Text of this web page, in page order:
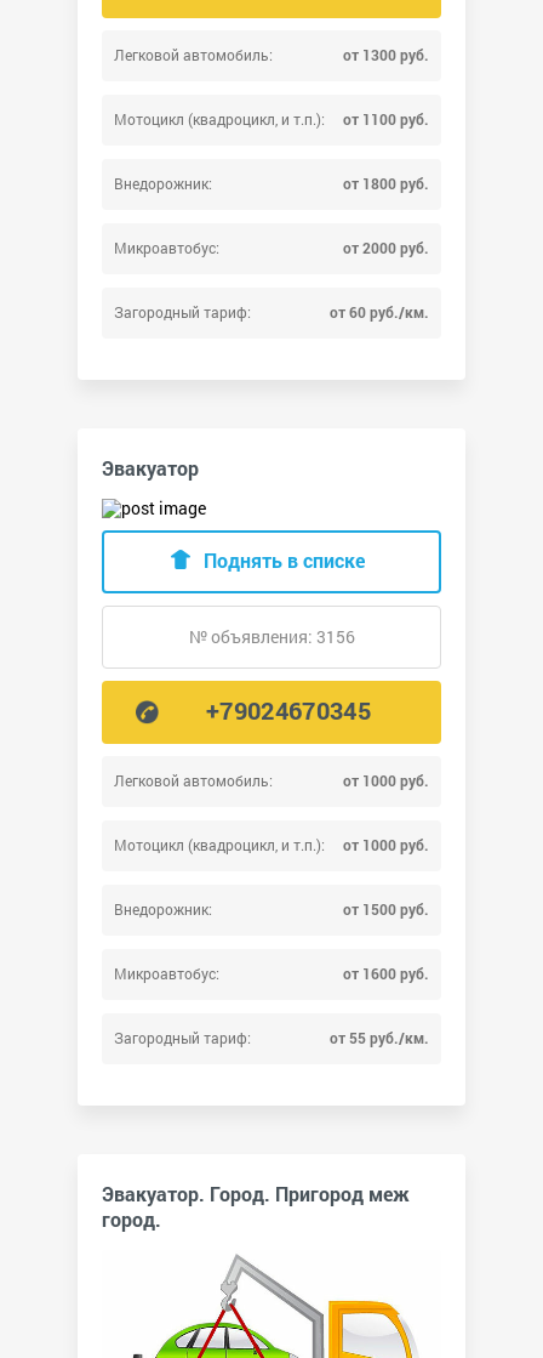
Легковой автомобиль: от 1300 руб.
Мотоцикл (квадроцикл, и т.п.): от 1100 руб.
Внедорожник: от 1800 руб.
Микроавтобус: от 2000 руб.
Загородный тариф: от 60 руб./км.
Эвакуатор
Легковой автомобиль: от 1000 руб.
Мотоцикл (квадроцикл, и т.п.): от 1000 руб.
Внедорожник: от 1500 руб.
Микроавтобус: от 1600 руб.
Загородный тариф: от 55 руб./км.
Поднять в списке
№ объявления: 3156
+79024670345
Эвакуатор. Город. Пригород меж
город.